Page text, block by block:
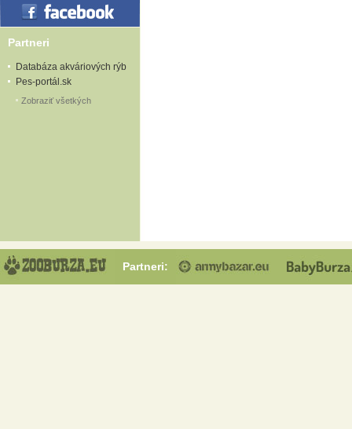
Partneri
Databáza akváriových rýb
Pes-portál.sk
Zobraziť všetkých
Partneri: